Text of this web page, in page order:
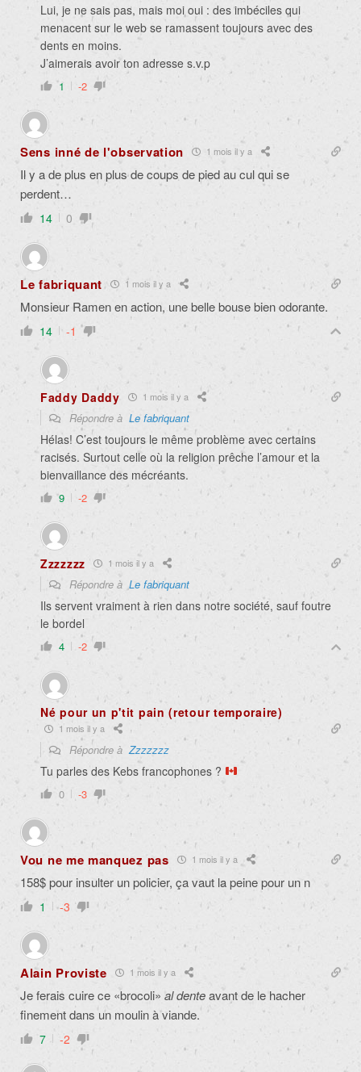
Lui, je ne sais pas, mais moi oui : des imbéciles qui
menacent sur le web se ramassent toujours avec des
dents en moins.
J’aimerais avoir ton adresse s.v.p
1 -2
Sens inné de l'observation 1 mois il y a
Il y a de plus en plus de coups de pied au cul qui se
perdent…
14 0
Le fabriquant 1 mois il y a
Monsieur Ramen en action, une belle bouse bien odorante.
14 -1
Faddy Daddy 1 mois il y a
Répondre à Le fabriquant
Hélas! C’est toujours le même problème avec certains
racisés. Surtout celle où la religion prêche l’amour et la
bienvaillance des mécréants.
9 -2
Zzzzzzz 1 mois il y a
Répondre à Le fabriquant
Ils servent vraiment à rien dans notre société, sauf foutre
le bordel
4 -2
Né pour un p'tit pain (retour temporaire)
1 mois il y a
Répondre à Zzzzzzz
Tu parles des Kebs francophones ?
0 -3
Vou ne me manquez pas 1 mois il y a
158$ pour insulter un policier, ça vaut la peine pour un n
1 -3
Alain Proviste 1 mois il y a
Je ferais cuire ce «brocoli» al denteavant de le hacher
finement dans un moulin à viande.
7 -2